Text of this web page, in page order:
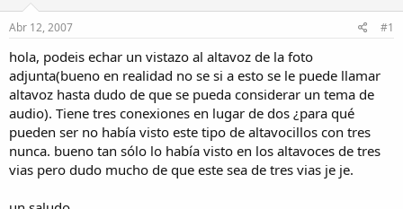
n
c
i
o
Abr 12, 2007 #1
hola, podeis echar un vistazo al altavoz de la foto
adjunta(bueno en realidad no se si a esto se le puede llamar
altavoz hasta dudo de que se pueda considerar un tema de
audio). Tiene tres conexiones en lugar de dos ¿para qué
pueden ser no había visto este tipo de altavocillos con tres
nunca. bueno tan sólo lo había visto en los altavoces de tres
vias pero dudo mucho de que este sea de tres vias je je.